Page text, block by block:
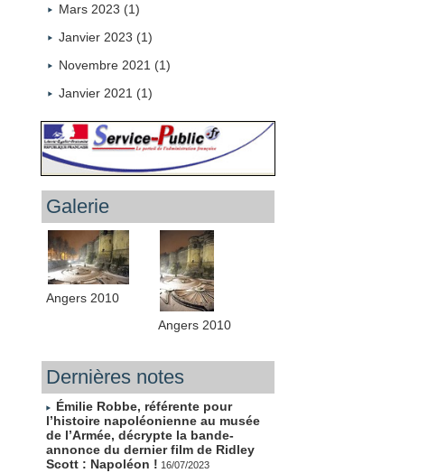
Mars 2023 (1)
Janvier 2023 (1)
Novembre 2021 (1)
Janvier 2021 (1)
Galerie
Angers 2010
Angers 2010
Dernières notes
Émilie Robbe, référente pour
l’histoire napoléonienne au musée
de l’Armée, décrypte la bande-
annonce du dernier film de Ridley
Scott : Napoléon ! 16/07/2023